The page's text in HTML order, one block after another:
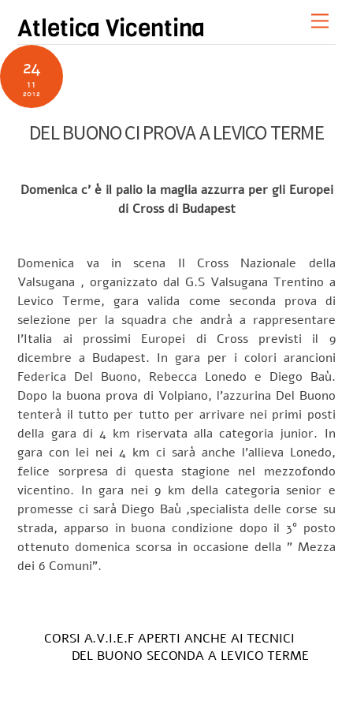
content
Atletica Vicentina
24
11
2012
DEL BUONO CI PROVA A LEVICO TERME
Domenica c’ è il palio la maglia azzurra per gli Europei
di Cross di Budapest
Domenica va in scena Il Cross Nazionale della
Valsugana , organizzato dal G.S Valsugana Trentino a
Levico Terme, gara valida come seconda prova di
selezione per la squadra che andrà a rappresentare
l’Italia ai prossimi Europei di Cross previsti il 9
dicembre a Budapest. In gara per i colori arancioni
Federica Del Buono, Rebecca Lonedo e Diego Baù.
Dopo la buona prova di Volpiano, l’azzurina Del Buono
tenterà il tutto per tutto per arrivare nei primi posti
della gara di 4 km riservata alla categoria junior. In
gara con lei nei 4 km ci sarà anche l’allieva Lonedo,
felice sorpresa di questa stagione nel mezzofondo
vicentino. In gara nei 9 km della categoria senior e
promesse ci sarà Diego Baù ,specialista delle corse su
strada, apparso in buona condizione dopo il 3° posto
ottenuto domenica scorsa in occasione della ” Mezza
dei 6 Comuni”.
CORSI A.V.I.E.F APERTI ANCHE AI TECNICI
DEL BUONO SECONDA A LEVICO TERME